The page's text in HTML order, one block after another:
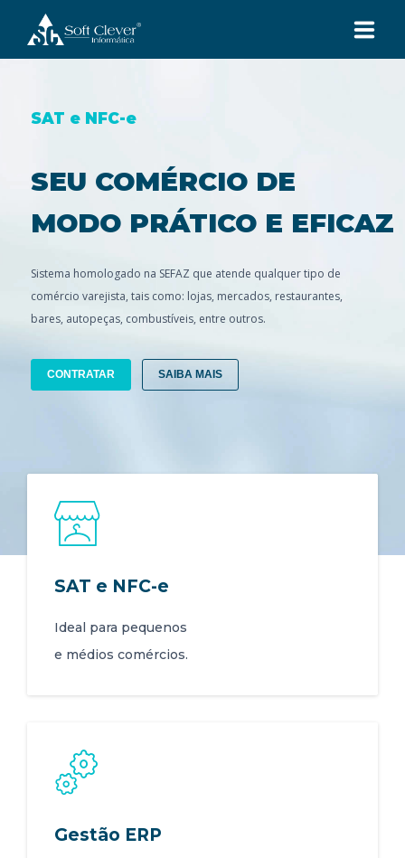
SUPORTE
(11) 3991-3923
SAT e NFC-e
SEU COMÉRCIO DE
MODO PRÁTICO E EFICAZ
Sistema homologado na SEFAZ que atende qualquer tipo de
comércio varejista, tais como: lojas, mercados, restaurantes,
bares, autopeças, combustíveis, entre outros.
CONTRATAR SAIBA MAIS
SAT e NFC-e
Ideal para pequenos
e médios comércios.
Gestão ERP